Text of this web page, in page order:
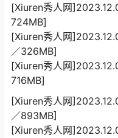
[Xiuren秀人网
724MB]
[Xiuren秀人网
／326MB]
[Xiuren秀人网
716MB]
[Xiuren秀人网
／893MB]
[Xiuren秀人网